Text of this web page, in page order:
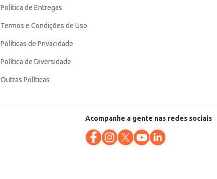
Política de Entregas
Termos e Condições de Uso
Políticas de Privacidade
Política de Diversidade
Outras Políticas
Acompanhe a gente nas redes sociais